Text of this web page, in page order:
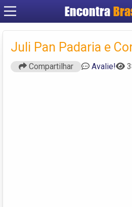
Encontra
Fazer
Criar
Juli Pan Padaria e
Compartilhar Avalie!